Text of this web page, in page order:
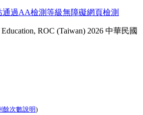
ROC (Taiwan) 2026 中華民國
餘次數說明)